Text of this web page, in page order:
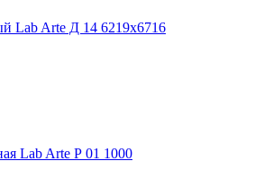
Lab Arte Д 14 6219х6716
Lab Arte Р 01 1000